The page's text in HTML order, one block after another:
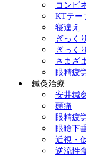
(野球
ド ジャ
炎 成
自律神
ック障
ット(耳
コンビ
KTテー
寝違え
ぎっく
ぎっく
さまざ
眼精疲
鍼灸治療
安井鍼
頭痛
眼精疲
眼瞼下
近視・
逆流性